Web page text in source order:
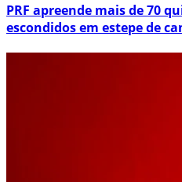
PRF apreende mais de 70
escondidos em estepe de